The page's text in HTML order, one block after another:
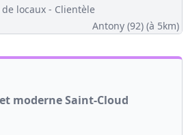
locaux - Clientèle
Antony (92) (à 5km)
moderne Saint-Cloud